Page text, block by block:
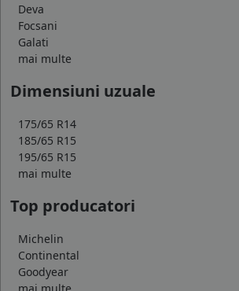
Deva
Focsani
Galati
mai multe
Dimensiuni uzuale
175/65 R14
185/65 R15
195/65 R15
mai multe
Top producatori
Michelin
Continental
Goodyear
mai multe